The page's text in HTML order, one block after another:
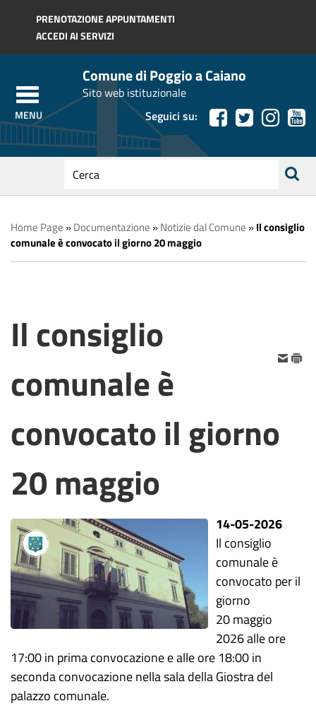
Regione Toscana
PRENOTAZIONE APPUNTAMENTI
ACCEDI AI SERVIZI
Comune di Poggio a Caiano
Sito web istituzionale
Seguici su:
testo
da
cercare
ricerca
Home Page »Documentazione »Notizie dal Comune »Il consiglio
comunale è convocato il giorno 20 maggio
Il consiglio
comunale è
convocato il giorno
20 maggio
14-05-2026
Il consiglio
comunale è
convocato per il
giorno
20 maggio
2026 alle ore
17:00 in prima convocazione e alle ore 18:00 in
seconda convocazione nella sala della Giostra del
palazzo comunale.